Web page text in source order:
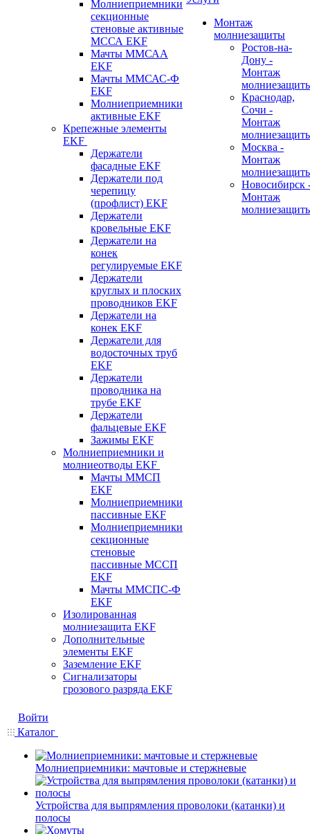
Молниеприемники
секционные
стеновые активные
МССА EKF
Мачты ММСАА
EKF
Мачты ММСАС-Ф
EKF
Молниеприемники
активные EKF
Крепежные элементы
EKF
Держатели
фасадные EKF
Держатели под
черепицу
(профлист) EKF
Держатели
кровельные EKF
Держатели на
конек
регулируемые EKF
Держатели
круглых и плоских
проводников EKF
Держатели на
конек EKF
Держатели для
водосточных труб
EKF
Держатели
проводника на
трубе EKF
Держатели
фальцевые EKF
Зажимы EKF
Молниеприемники и
молниеотводы EKF
Мачты ММСП
EKF
Молниеприемники
пассивные EKF
Молниеприемники
секционные
стеновые
пассивные МССП
EKF
Мачты ММСПС-Ф
EKF
Изолированная
молниезащита EKF
Дополнительные
элементы EKF
Заземление EKF
Сигнализаторы
грозового разряда EKF
Монтаж
молниезащиты
Ростов-на-
Дону -
Монтаж
Краснодар,
Сочи -
Монтаж
Москва -
Монтаж
Новосибирск
Монтаж
Войти
Каталог
Молниеприемники: мачтовые и стержневые
Устройства для выпрямления проволоки (катанки) и
полосы